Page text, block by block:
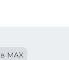
MAX